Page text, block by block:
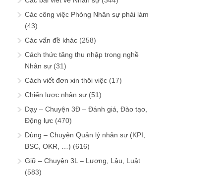
Các công việc Phòng Nhân sự phải làm
(43)
Các vấn đề khác (258)
Cách thức tăng thu nhập trong nghề
Nhân sự (31)
Cách viết đơn xin thôi việc (17)
Chiến lược nhân sự (51)
Dạy – Chuyện 3Đ – Đánh giá, Đào tạo,
Động lực (470)
Dùng – Chuyện Quản lý nhân sự (KPI,
BSC, OKR, …) (616)
Giữ – Chuyện 3L – Lương, Lậu, Luật
(583)